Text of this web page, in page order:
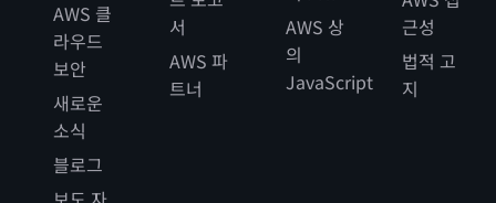
AWS 클
라우드
보안
새로운
소식
블로그
서
AWS 파
트너
AWS 상
의
JavaScript
근성
법적 고
지